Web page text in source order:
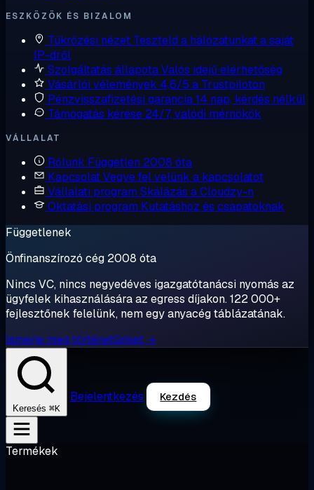
ESZKÖZÖK ÉS BIZALOM
Tükrözési nézet Teszteld a hálózatunkat a saját
IP-dről
Szolgáltatás állapotaValós idejű elérhetőség
Vásárlói vélemények 4,6/5 a Trustpiloton
Pénzvisszafizetési garancia14 nap, kérdés nélkül
Támogatás kérése 24/7, valódi mérnökök
VÁLLALAT
Rólunk Független 2008 óta
KapcsolatVegye fel velünk a kapcsolatot
Vállalati program Skálázás a Cloudzy-n
Oktatási program Kutatáshoz és csapatoknak
Függetlenek
Önfinanszírozó cég 2008 óta
Nincs VC, nincs negyedéves igazgatótanácsi nyomás az
ügyfelek kihasználására az egress díjakon. 122 000+
fejlesztőnek felelünk, nem egy anyacég táblázatának.
Ismerje meg történetünket →
Keresés ⌘K
Bejelentkezés Kezdés
Termékek